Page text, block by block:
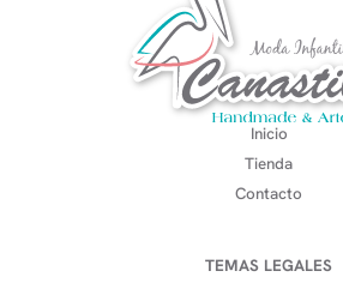
Inicio
Tienda
Contacto
TEMAS LEGALES